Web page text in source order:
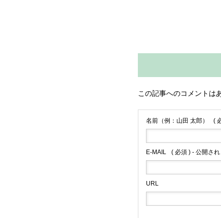
この記事へのコメントは
名前（例：山田 太郎） (
E-MAIL ( 必須 ) - 公開さ
URL